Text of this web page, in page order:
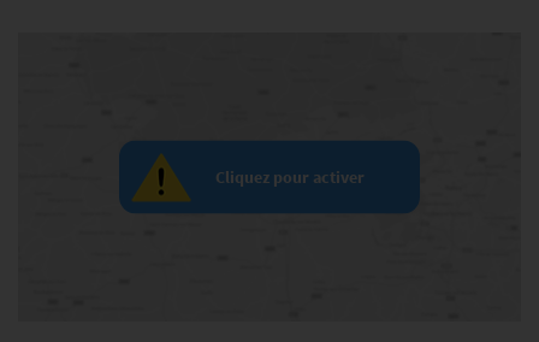
Cliquez pour activer